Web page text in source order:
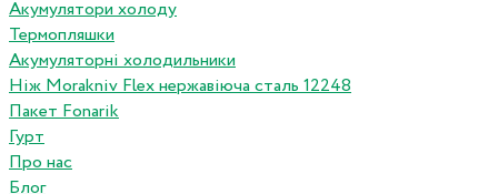
Акумулятори холоду
Термопляшки
Акумуляторні холодильники
Ніж Morakniv Flex нержавіюча сталь 12248
Пакет Fonarik
Гурт
Про нас
Блог